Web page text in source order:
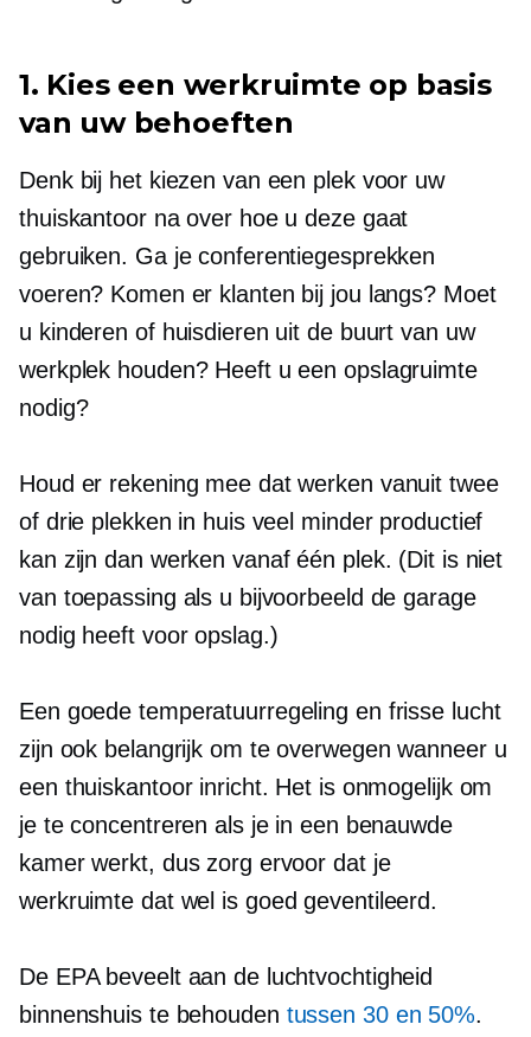
1. Kies een werkruimte op basis
van uw behoeften
Denk bij het kiezen van een plek voor uw
thuiskantoor na over hoe u deze gaat
gebruiken. Ga je conferentiegesprekken
voeren? Komen er klanten bij jou langs? Moet
u kinderen of huisdieren uit de buurt van uw
werkplek houden? Heeft u een opslagruimte
nodig?
Houd er rekening mee dat werken vanuit twee
of drie plekken in huis veel minder productief
kan zijn dan werken vanaf één plek. (Dit is niet
van toepassing als u bijvoorbeeld de garage
nodig heeft voor opslag.)
Een goede temperatuurregeling en frisse lucht
zijn ook belangrijk om te overwegen wanneer u
een thuiskantoor inricht. Het is onmogelijk om
je te concentreren als je in een benauwde
kamer werkt, dus zorg ervoor dat je
werkruimte dat wel is goed geventileerd.
De EPA beveelt aan de luchtvochtigheid
binnenshuis te behouden tussen 30 en 50%.